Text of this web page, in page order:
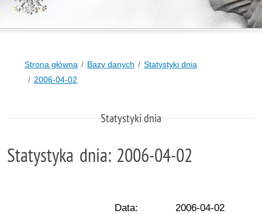
Strona główna Bazy danych
Statystyki dnia
2006-04-02
Statystyki dnia
Statystyka dnia: 2006-04-02
Data: 2006-04-02